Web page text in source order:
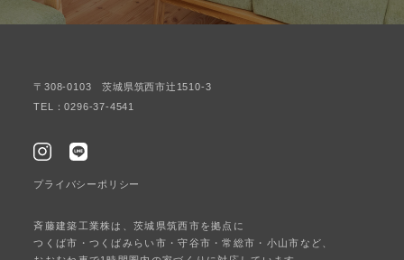
〒308-0103 茨城県筑西市辻1510-3
TEL：0296-37-4541
プライバシーポリシー
斉藤建築工業株は、茨城県筑西市を拠点に
つくば市・つくばみらい市・守谷市・常総市・小山市など、